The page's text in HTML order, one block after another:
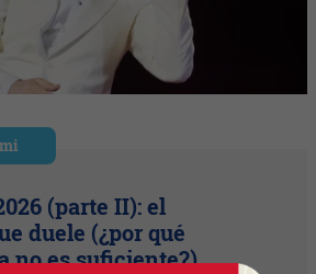
(parte II): el
duele (¿por qué
no es suficiente?)